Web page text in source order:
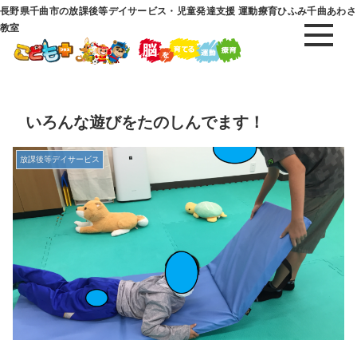
長野県千曲市の放課後等デイサービス・児童発達支援 運動療育ひふみ千曲あわさ
教室
いろんな遊びをたのしんでます！
放課後等デイサービス